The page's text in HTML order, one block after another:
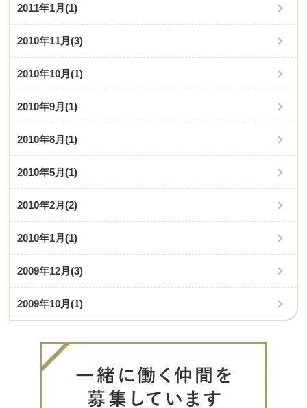
2011年1月(1)
2010年11月(3)
2010年10月(1)
2010年9月(1)
2010年8月(1)
2010年5月(1)
2010年2月(2)
2010年1月(1)
2009年12月(3)
2009年10月(1)